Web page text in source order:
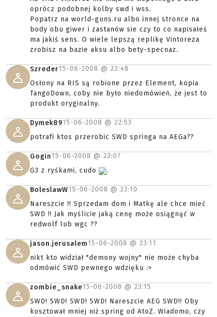
oprócz podobnej kolby swd i wss.
Popatrz na world-guns.ru albo innej stronce na
body obu giwer i zastanów sie czy to co napisałeś
ma jakiś sens. O wiele lepszą replikę Vintoreza
zrobisz na bazie aksu albo bety-specnaz.
Szreder15-06-2008 @ 22:48
Osłony na RIS są robione przez Element, kopia
TangoDown, coby nie było niedomówień, że jest to
produkt oryginalny.
Dymek8915-06-2008 @ 22:53
potrafi ktos przerobic SWD springa na AEGa??
Gogin15-06-2008 @ 23:07
G3 z ryśkami, cudo
.
BoleslawW15-06-2008 @ 23:10
Nareszcie !! Sprzedam dom i Matkę ale chce mieć
SWD !! Jak myślicie jaką cenę może osiągnąć w
redwolf lub wgc ??
jason.jerusalem15-06-2008 @ 23:11
nikt kto widział "demony wojny" nie może chyba
odmówić SWD pewnego wdzięku :>
zombie_snake15-06-2008 @ 23:15
SWD! SWD! SWD! SWD! Nareszcie AEG SWD!! Oby
kosztował mniej niż spring od AtoZ. Wiadomo, czy